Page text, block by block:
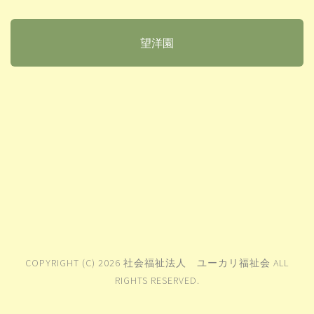
望洋園
COPYRIGHT (C) 2026 社会福祉法人 ユーカリ福祉会 ALL
RIGHTS RESERVED.